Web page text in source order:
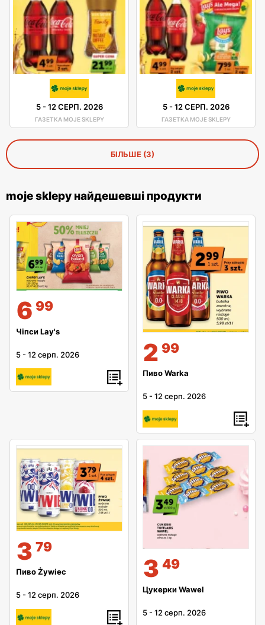
5-12 СЕРП. 2026
ГАЗЕТКА MOJE SKLEPY
5-12 СЕРП. 2026
ГАЗЕТКА MOJE SKLEPY
БІЛЬШЕ (3)
moje sklepy найдешевші продукти
6 99
Чіпси Lay's
5 -12 серп. 2026 2 99
Пиво Warka
5 -12 серп. 2026
3 79
Пиво Żywiec
5 -12 серп. 2026
3 49
Цукерки Wawel
5 -12 серп. 2026